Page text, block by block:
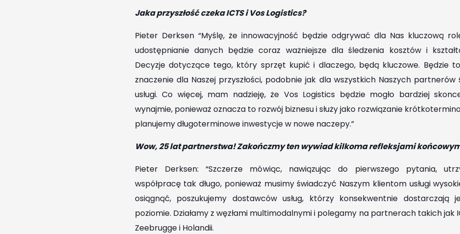
Jaka przyszłość czeka ICTS i Vos Logistics?
Pieter Derksen “Myślę, że innowacyjność będzie odgrywać dla Nas kluczową
udostępnianie danych będzie coraz ważniejsze dla śledzenia kosztów i
Decyzje dotyczące tego, który sprzęt kupić i dlaczego, będą kluczowe. Będzie
znaczenie dla Naszej przyszłości, podobnie jak dla wszystkich Naszych
usługi. Co więcej, mam nadzieję, że Vos Logistics będzie mogło bardziej
wynajmie, ponieważ oznacza to rozwój biznesu i służy jako rozwiązanie
planujemy długoterminowe inwestycje w nowe naczepy.”
Wow, 25 lat partnerstwa! Zakończmy ten wywiad kilkoma refleksjami
Pieter Derksen: “Szczerze mówiąc, nawiązując do pierwszego pytania,
współpracę tak długo, ponieważ musimy świadczyć Naszym klientom usługi
osiągnąć, poszukujemy dostawców usług, którzy konsekwentnie dostarczają
poziomie. Działamy z węzłami multimodalnymi i polegamy na partnerach takich jak
Zeebrugge i Holandii.